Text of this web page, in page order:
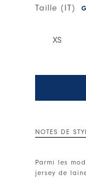
Taille (IT)
XS
NOTES DE
Parmi les
jersey de